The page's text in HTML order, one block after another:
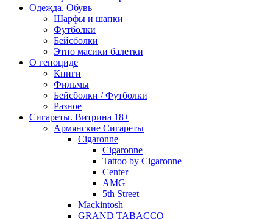
Одежда. Обувь
Шарфы и шапки
Футболки
Бейсболки
Этно масики балетки
О геноциде
Книги
Фильмы
Бейсболки / Футболки
Разное
Сигареты. Витрина 18+
Армянские Сигареты
Cigaronne
Cigaronne
Tattoo by Cigaronne
Center
AMG
5th Street
Mackintosh
GRAND TABACCO